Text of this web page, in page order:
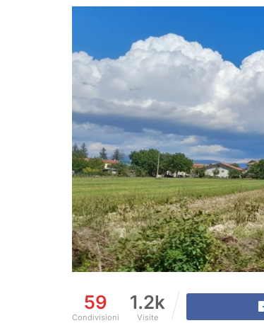
59
Condivisioni
1.2k
Visite